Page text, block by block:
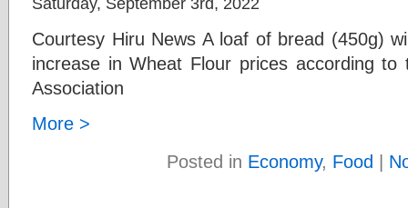
Courtesy Hiru News A loaf of bread (450g)
increase in Wheat Flour prices according to
Association
More >
Posted in Economy, Food |